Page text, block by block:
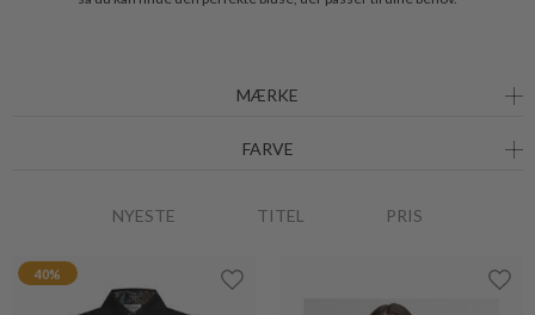
MÆRKE
FARVE
NYESTE TITEL PRIS
40%